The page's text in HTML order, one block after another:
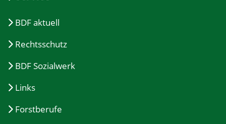
BDF aktuell
Rechtsschutz
BDF Sozialwerk
Links
Forstberufe